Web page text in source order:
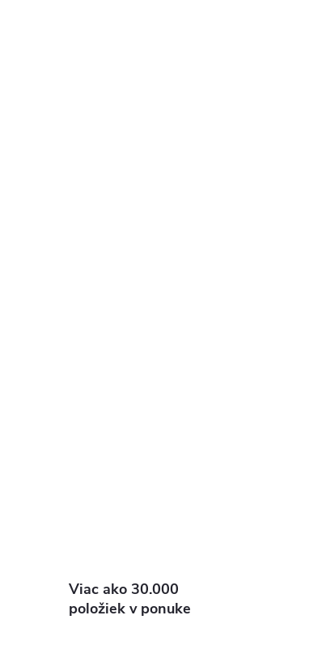
Viac ako 30.000
položiek v ponuke